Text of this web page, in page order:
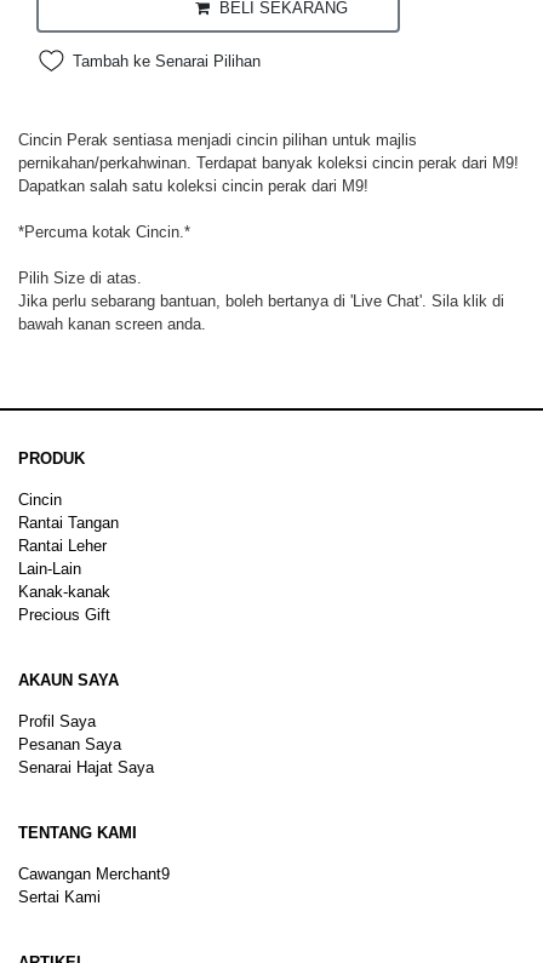
BELI SEKARANG
Tambah ke Senarai Pilihan
Cincin Perak sentiasa menjadi cincin pilihan untuk majlis
pernikahan/perkahwinan. Terdapat banyak koleksi cincin perak dari M9!
Dapatkan salah satu koleksi cincin perak dari M9!
*Percuma kotak Cincin.*
Pilih Size di atas.
Jika perlu sebarang bantuan, boleh bertanya di 'Live Chat'. Sila klik di
bawah kanan screen anda.
PRODUK
Cincin
Rantai Tangan
Rantai Leher
Lain-Lain
Kanak-kanak
Precious Gift
AKAUN SAYA
Profil Saya
Pesanan Saya
Senarai Hajat Saya
TENTANG KAMI
Cawangan Merchant9
Sertai Kami